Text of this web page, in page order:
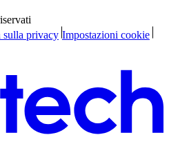
sulla privacy Impostazioni cookie